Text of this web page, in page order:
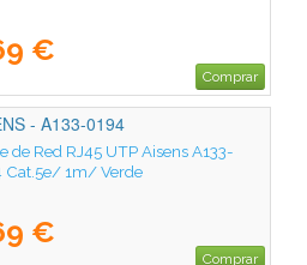
€
Comprar
- A133-0194
de Red RJ45 UTP Aisens A133-
Cat.5e/ 1m/ Verde
€
Comprar